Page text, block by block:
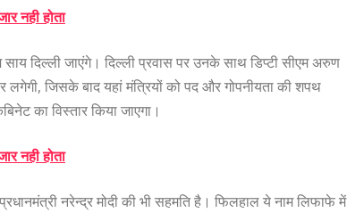
नही होता
दिल्ली जाएंगे। दिल्ली प्रवास पर उनके साथ डिप्टी सीएम अरुण
लगेगी, जिसके बाद यहां मंत्रियों को पद और गोपनीयता की शपथ
का विस्तार किया जाएगा।
नही होता
नरेन्द्र मोदी की भी सहमति है। फिलहाल ये नाम लिफाफे में